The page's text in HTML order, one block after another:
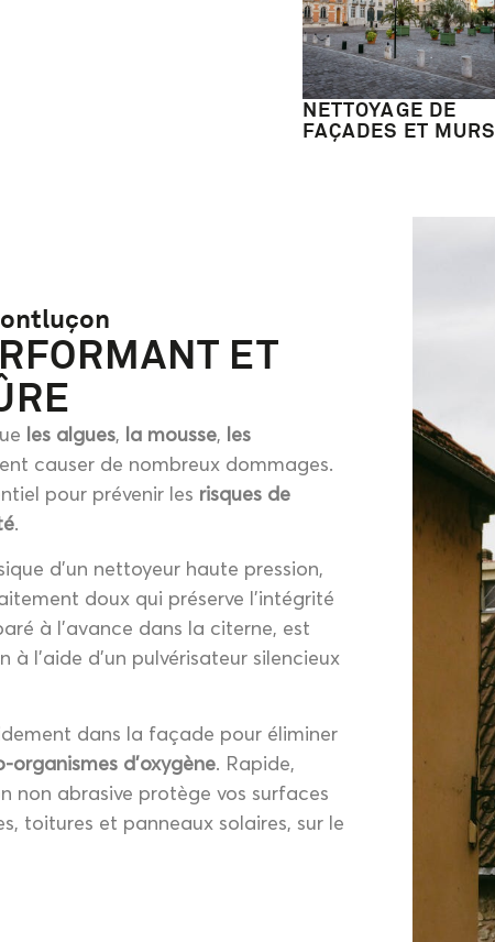
NETTOYAGE DE
FAÇADES ET MURS
ET
les algues, la mousse, les
causer de nombreux dommages.
pour prévenir les risques de
.
d’un nettoyeur haute pression,
doux qui préserve l’intégrité
à l’avance dans la citerne, est
l’aide d’un pulvérisateur silencieux
dans la façade pour éliminer
organismes d’oxygène. Rapide,
non abrasive protège vos surfaces
toitures et panneaux solaires, sur le